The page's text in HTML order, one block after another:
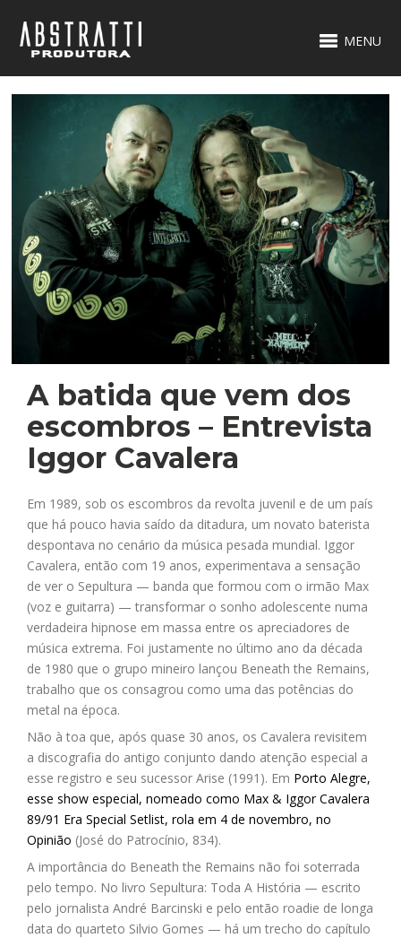
MENU
A batida que vem dos
escombros – Entrevista
Iggor Cavalera
Em 1989, sob os escombros da revolta juvenil e de um país
que há pouco havia saído da ditadura, um novato baterista
despontava no cenário da música pesada mundial. Iggor
Cavalera, então com 19 anos, experimentava a sensação
de ver o Sepultura — banda que formou com o irmão Max
(voz e guitarra) — transformar o sonho adolescente numa
verdadeira hipnose em massa entre os apreciadores de
música extrema. Foi justamente no último ano da década
de 1980 que o grupo mineiro lançou Beneath the Remains,
trabalho que os consagrou como uma das potências do
metal na época.
Não à toa que, após quase 30 anos, os Cavalera revisitem
a discografia do antigo conjunto dando atenção especial a
esse registro e seu sucessor Arise (1991). Em Porto Alegre,
esse show especial, nomeado como Max & Iggor Cavalera
89/91 Era Special Setlist, rola em 4 de novembro, no
Opinião (José do Patrocínio, 834).
A importância do Beneath the Remains não foi soterrada
pelo tempo. No livro Sepultura: Toda A História — escrito
pelo jornalista André Barcinski e pelo então roadie de longa
data do quarteto Silvio Gomes — há um trecho do capítulo